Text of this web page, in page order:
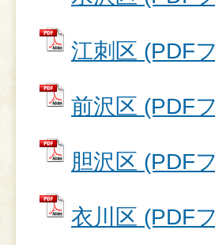
江刺区 (PDF
前沢区 (PDF
胆沢区 (PDF
衣川区 (PDF